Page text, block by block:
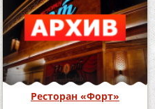
Ресторан «Форт»